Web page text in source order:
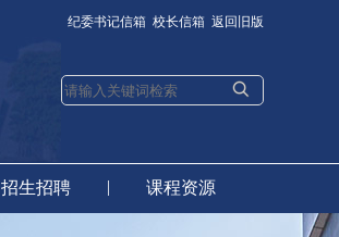
纪委书记信箱 校长信箱 返回旧版
招生招聘 | 课程资源